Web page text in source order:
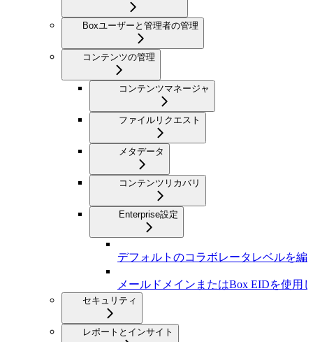
Boxユーザーと管理者の管理
コンテンツの管理
コンテンツマネージャ
ファイルリクエスト
メタデータ
コンテンツリカバリ
Enterprise設定
デフォルトのコラボレータレベルを編
メールドメインまたはBox EIDを使用
セキュリティ
レポートとインサイト